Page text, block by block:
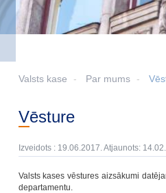
Valsts kase Par mums
Vēsture
Izveidots : 19.06.2017. Atjaunots:
Valsts kases vēstures aizsākumi
departamentu.